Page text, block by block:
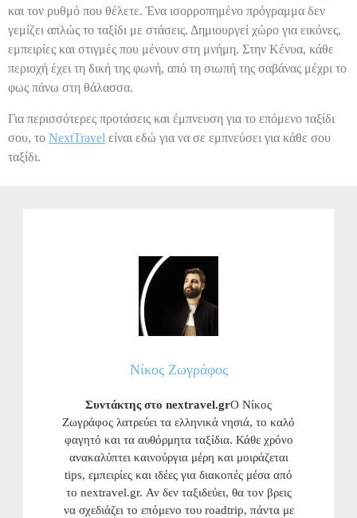
και τον ρυθμό που θέλετε. Ένα ισορροπημένο πρόγραμμα δεν
γεμίζει απλώς το ταξίδι με στάσεις. Δημιουργεί χώρο για εικόνες,
εμπειρίες και στιγμές που μένουν στη μνήμη. Στην Κένυα, κάθε
περιοχή έχει τη δική της φωνή, από τη σιωπή της σαβάνας μέχρι το
φως πάνω στη θάλασσα.
Για περισσότερες προτάσεις και έμπνευση για το επόμενο ταξίδι
σου, το NextTravel είναι εδώ για να σε εμπνεύσει για κάθε σου
ταξίδι.
Νίκος Ζωγράφος
Συντάκτης στο nextravel.grΟ Νίκος
Ζωγράφος λατρεύει τα ελληνικά νησιά, το καλό
φαγητό και τα αυθόρμητα ταξίδια. Κάθε χρόνο
ανακαλύπτει καινούργια μέρη και μοιράζεται
tips, εμπειρίες και ιδέες για διακοπές μέσα από
το nextravel.gr. Αν δεν ταξιδεύει, θα τον βρεις
να σχεδιάζει το επόμενο του roadtrip, πάντα με